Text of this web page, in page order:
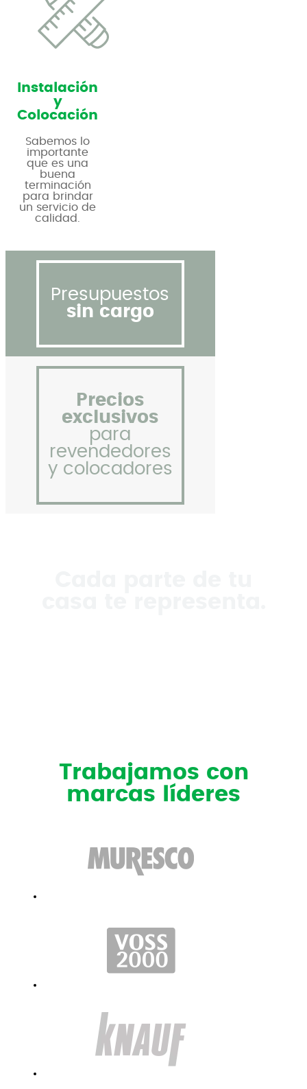
Instalación
y
Colocación
Sabemos lo
importante
que es una
buena
terminación
para brindar
un servicio de
calidad.
Presupuestos
sin cargo
Precios
exclusivos
para
revendedores
y colocadores
Trabajamos con
marcas líderes